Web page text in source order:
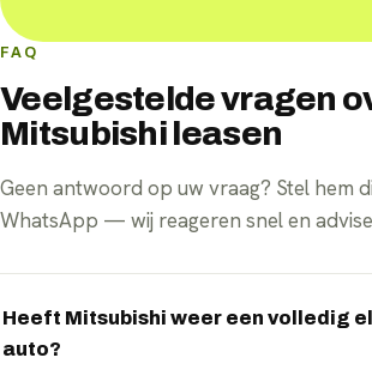
FAQ
Veelgestelde vragen
Mitsubishi leasen
Geen antwoord op uw vraag? Stel hem
WhatsApp — wij reageren snel en
Heeft Mitsubishi weer een volledig
auto?